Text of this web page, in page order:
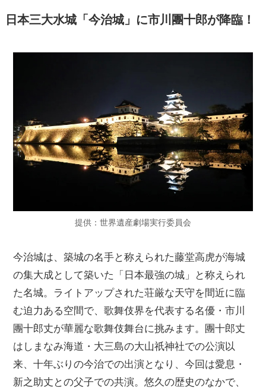
日本三大水城「今治城」に市川團十郎が降臨！
提供：世界遺産劇場実行委員会
今治城は、築城の名手と称えられた藤堂高虎が海城
の集大成として築いた「日本最強の城」と称えられ
た名城。ライトアップされた荘厳な天守を間近に臨
む迫力ある空間で、歌舞伎界を代表する名優・市川
團十郎丈が華麗な歌舞伎舞台に挑みます。團十郎丈
はしまなみ海道・大三島の大山祇神社での公演以
来、十年ぶりの今治での出演となり、今回は愛息・
新之助丈との父子での共演。悠久の歴史のなかで、